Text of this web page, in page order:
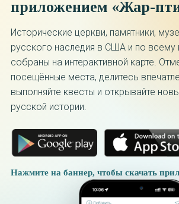
приложением «Жар-
Исторические церкви, памятники,
русского наследия в США и по всему
собраны на интерактивной карте.
посещённые места, делитесь
выполняйте квесты и открывайте
русской истории.
Нажмите на баннер, чтобы скачать